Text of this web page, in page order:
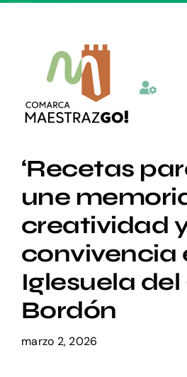
Quienes somos
Departamentos
Actualidad
Setas
‘Recetas
une
creatividad
convivencia
Iglesuela del
Bordón
marzo 2, 2026